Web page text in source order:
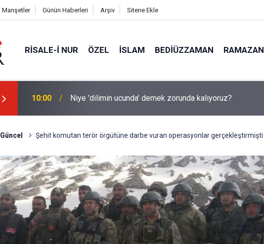
Manşetler Günün Haberleri Arşiv Sitene Ekle
RISALE-I NUR ÖZEL İSLAM BEDIÜZZAMAN RAMAZAN
10:00 Niye 'dilimin ucunda' demek zorunda kalıyoruz?
Güncel Şehit komutan terör örgütüne darbe vuran operasyonlar gerçekleştirmişti